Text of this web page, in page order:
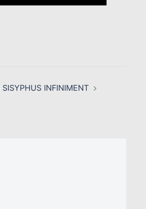
SISYPHUS INFINIMENT